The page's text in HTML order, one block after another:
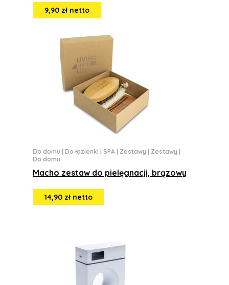
9,90 zł netto
Do domu Do łazienki SPA Zestawy Zestawy
Do domu
Macho zestaw do pielęgnacji, brązowy
14,90 zł netto